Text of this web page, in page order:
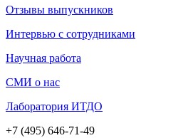
Отзывы выпускников
Интервью с сотрудниками
Научная работа
СМИ о нас
Лаборатория ИТДО
+7 (495) 646-71-49